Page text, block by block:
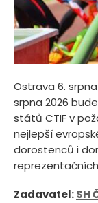
Ostrava 6. srpna
srpna 2026
států CTIF v
nejlepší
dorostenců i
Zadavatel:SH